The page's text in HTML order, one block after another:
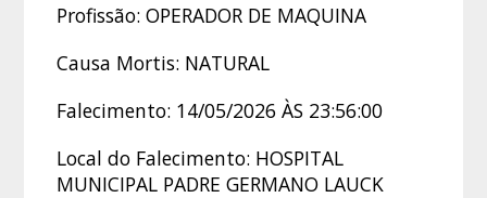
Profissão: OPERADOR DE MAQUINA
Causa Mortis: NATURAL
Falecimento: 14/05/2026 ÀS 23:56:00
Local do Falecimento: HOSPITAL
MUNICIPAL PADRE GERMANO LAUCK